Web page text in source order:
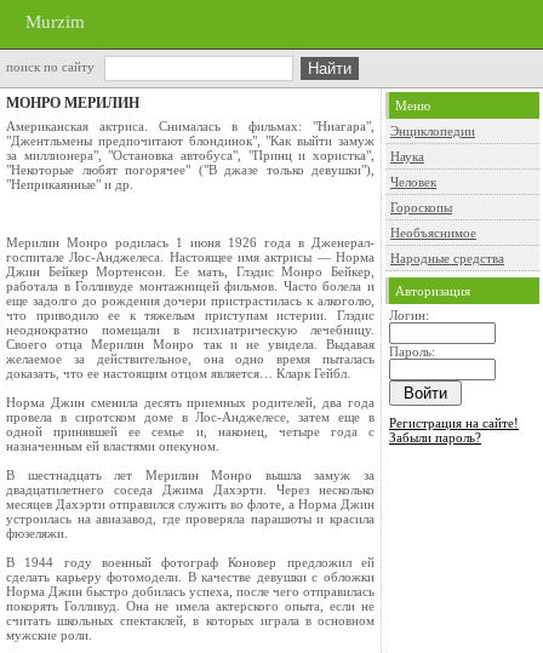
Murzim
поиск по сайту
МОНРО МЕРИЛИН
Американская актриса. Снималась в фильмах: "Ниагара",
"Джентльмены предпочитают блондинок", "Как выйти замуж
за миллионера", "Остановка автобуса", "Принц и хористка",
"Некоторые любят погорячее" ("В джазе только девушки"),
"Неприкаянные" и др.
Мерилин Монро родилась 1 июня 1926 года в Дженерал-
госпитале Лос-Анджелеса. Настоящее имя актрисы — Норма
Джин Бейкер Мортенсон. Ее мать, Глэдис Монро Бейкер,
работала в Голливуде монтажницей фильмов. Часто болела и
еще задолго до рождения дочери пристрастилась к алкоголю,
что приводило ее к тяжелым приступам истерии. Глэдис
неоднократно помещали в психиатрическую лечебницу.
Своего отца Мерилин Монро так и не увидела. Выдавая
желаемое за действительное, она одно время пыталась
доказать, что ее настоящим отцом является… Кларк Гейбл.
Норма Джин сменила десять приемных родителей, два года
провела в сиротском доме в Лос-Анджелесе, затем еще в
одной принявшей ее семье и, наконец, четыре года с
назначенным ей властями опекуном.
В шестнадцать лет Мерилин Монро вышла замуж за
двадцатилетнего соседа Джима Дахэрти. Через несколько
месяцев Дахэрти отправился служить во флоте, а Норма Джин
устроилась на авиазавод, где проверяла парашюты и красила
фюзеляжи.
В 1944 году военный фотограф Коновер предложил ей
сделать карьеру фотомодели. В качестве девушки с обложки
Норма Джин быстро добилась успеха, после чего отправилась
покорять Голливуд. Она не имела актерского опыта, если не
считать школьных спектаклей, в которых играла в основном
мужские роли.
Меню
Энциклопедии
Наука
Человек
Гороскопы
Необъяснимое
Народные средства
Авторизация
Логин:
Пароль:
Регистрация на сайте!
Забыли пароль?